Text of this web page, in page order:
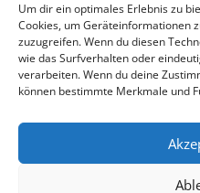
Um dir ein optimales Erlebnis zu
Cookies, um Geräteinformationen
zuzugreifen. Wenn du diesen
wie das Surfverhalten oder
verarbeiten. Wenn du deine
können bestimmte Merkmale und
Oktober 2019
September 2019
Juli 2019